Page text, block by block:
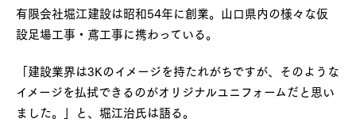
有限会社堀江建設は昭和54年に創業。山口県内の様々な仮
設足場工事・鳶工事に携わっている。
「建設業界は3Kのイメージを持たれがちですが、そのような
イメージを払拭できるのがオリジナルユニフォームだと思い
ました。」と、堀江治氏は語る。